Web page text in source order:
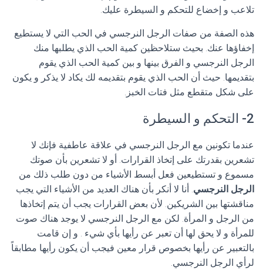
تلاعب و إخضاع للتحكم و السيطرة عليك.
هذه الصفة من صفات الرجل النرجسي في الحب التي لا يستطيع
إخفاؤها عنك. بحيث ستلاحظين كمية الحب الذي يطلبها منك
الرجل النرجسي و الفرق بينها و بين كمية الحب الذي يقوم
بتقديمها. حيث أن الحب الذي يقوم بتقديمه لك يكاد لا يذكر و يكون
على شكل متقطع مثل فتات الخبز.
2- التحكم و السيطرة
عندما تكونين مع الرجل النرجسي في علاقة عاطفية فإنك لا
تشعرين بقدرتك على إتخاذ القرارات. أو لا تشعرين بأن صوتك
مسموع و تستطيعين فعل أبسط الأشياء من دون طلب ذلك من
الرجل النرجسي . أنا لا أنكر بأن هناك العديد من الأشياء التي يجب
مناقشتها بين الشريكين. لأن بعض القرارات يجب أن يتم إتخاذها
من الرجل و المرأة. لكن مع الرجل النرجسي لا يوجد هناك صوت
للمرأة و لا يحق لها أن تعبر عن رأيها بأي شيء . و إن قامت
بالتعبير عن رأيها بخصوص قرار معين فيجب أن يكون رأيها مطابقاً
لرأي الرجل النرجسي.